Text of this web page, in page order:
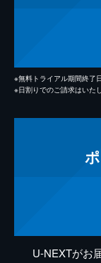
※無料トライアル期間終了
※日割りでのご請求はいた
U-NEXTがお